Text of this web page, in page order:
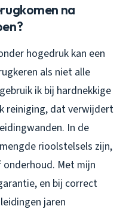
na
hogedruk kan een
als niet alle
ik bij hardnekkige
reiniging, dat verwijdert
In de
rioolstelsels zijn,
Met mijn
en bij correct
jaren